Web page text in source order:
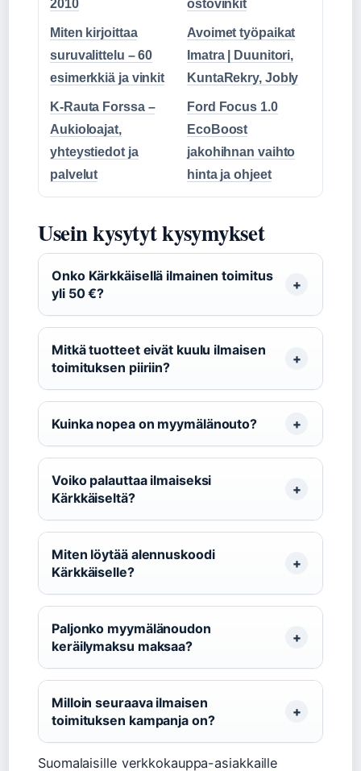
2010
ostovinkit
Miten kirjoittaa
suruvalittelu – 60
esimerkkiä ja vinkit
Avoimet työpaikat
Imatra | Duunitori,
KuntaRekry, Jobly
K-Rauta Forssa –
Aukioloajat,
yhteystiedot ja
palvelut
Ford Focus 1.0
EcoBoost
jakohihnan vaihto
hinta ja ohjeet
Usein kysytyt kysymykset
Onko Kärkkäisellä ilmainen toimitus
yli 50 €?
Mitkä tuotteet eivät kuulu ilmaisen
toimituksen piiriin?
Kuinka nopea on myymälänouto?
Voiko palauttaa ilmaiseksi
Kärkkäiseltä?
Miten löytää alennuskoodi
Kärkkäiselle?
Paljonko myymälänoudon
keräilymaksu maksaa?
Milloin seuraava ilmaisen
toimituksen kampanja on?
Suomalaisille verkkokauppa-asiakkaille